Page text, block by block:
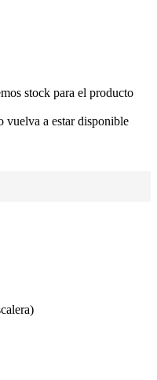
stock para el producto
vuelva a estar disponible